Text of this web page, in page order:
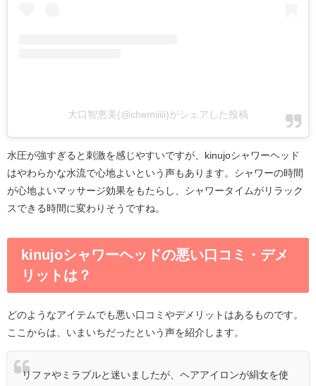
大口智恵美(@chemiiiii)がシェアした投稿
水圧が強すぎると刺激を感じやすいですが、kinujoシャワーヘッド
はやわらかな水流で心地よいという声もあります。シャワーの時間
が心地よいマッサージ効果をもたらし、シャワータイムがリラック
スできる時間に変わりそうですね。
kinujoシャワーヘッドの悪い口コミ・デメ
リットは？
どのようなアイテムでも悪い口コミやデメリットはあるものです。
ここからは、いまいちだったという声を紹介します。
リファやミラブルと迷いましたが、ヘアアイロンが絹女を使